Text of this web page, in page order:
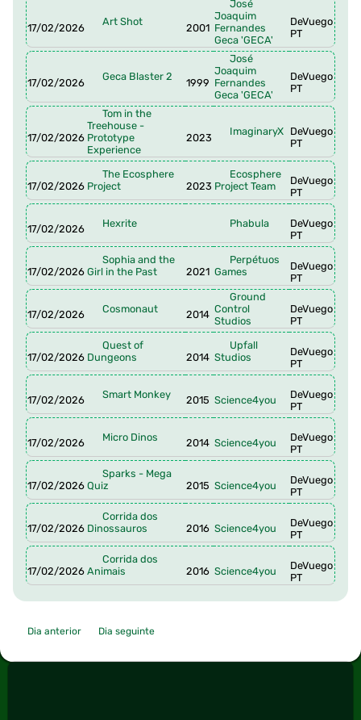
17/02/2026
Art Shot
2001
José
Joaquim
Fernandes
Geca 'GECA'
DeVuego
PT
17/02/2026
Geca Blaster 2
1999
José
Joaquim
Fernandes
Geca 'GECA'
DeVuego
PT
17/02/2026
Tom in the
Treehouse -
Prototype
Experience
2023
ImaginaryX DeVuego
PT
17/02/2026
The Ecosphere
Project
2023
Ecosphere
Project Team
DeVuego
PT
17/02/2026 Hexrite Phabula
DeVuego
PT
17/02/2026
Sophia and the
Girl in the Past
2021
Perpétuos
Games
DeVuego
PT
17/02/2026 Cosmonaut 2014
Ground
Control
Studios
DeVuego
PT
17/02/2026
Quest of
Dungeons
2014
Upfall
Studios
DeVuego
PT
17/02/2026 Smart Monkey 2015 Science4you
DeVuego
PT
17/02/2026 Micro Dinos 2014 Science4you
DeVuego
PT
17/02/2026
Sparks - Mega
Quiz
2015 Science4you
DeVuego
PT
17/02/2026
Corrida dos
Dinossauros
2016 Science4you
DeVuego
PT
17/02/2026
Corrida dos
Animais
2016 Science4you
DeVuego
PT
Dia anterior Dia seguinte